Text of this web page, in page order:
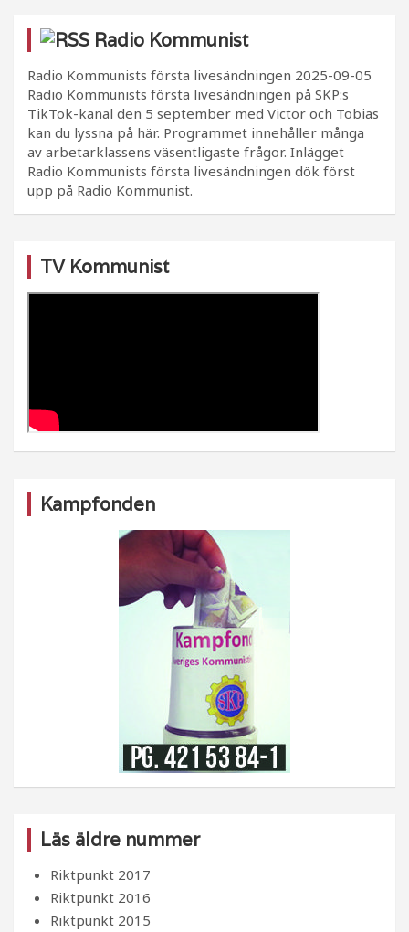
Radio Kommunist
Radio Kommunists första livesändningen 2025-09-05
Radio Kommunists första livesändningen på SKP:s
TikTok-kanal den 5 september med Victor och Tobias
kan du lyssna på här. Programmet innehåller många
av arbetarklassens väsentligaste frågor. Inlägget
Radio Kommunists första livesändningen dök först
upp på Radio Kommunist.
TV Kommunist
Kampfonden
Läs äldre nummer
Riktpunkt 2017
Riktpunkt 2016
Riktpunkt 2015